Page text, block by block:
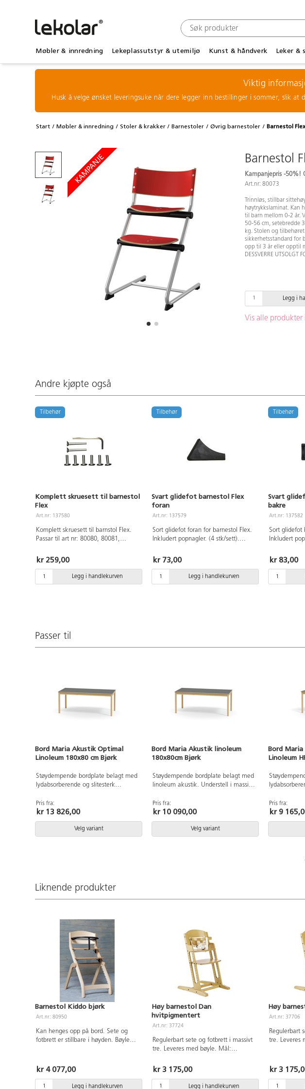
Møbler & innredning Lekeplassutstyr & utemiljø Kunst & håndverk Leker &
Viktig
Husk å velge ønsket leveringsuke når dere legger inn bestillinger i sommer, slik
Start Møbler & innredning Stoler & krakker Barnestoler Øvrig barnestoler Barnestol
Barnestol
Kampanjepris -50%!
Art.nr: 80073
Trinnløs, stillbar
høytrykkslaminat. Kan
til barn mellom 0-2 år.
50-56 cm, setebredde
kg. Stolen og
sikkerhetsstandard for
opp til 3 år eller opptil
DESSVERRE UTSOLGT
Legg i
Vis alle
Andre kjøpte også
Tilbehør
Komplett skruesett til barnestol
Flex
Art.nr: 137580
Komplett skruesett til barnstol Flex.
Passar til art nr: 80080, 80081,
kr 259,00
Legg i handlekurven
Tilbehør
Svart glidefot barnestol Flex
foran
Art.nr: 137579
Sort glidefot foran for barnestol Flex.
Inkludert popnagler. (4 stk/sett).
80081, 36535, 36534, 80074 og
kr 73,00
Legg i handlekurven
Tilbehør
Svart
bakre
Art.nr: 137582
Sort glidefot
Inkludert
80081,
kr 83,00
Passer til
Bord Maria Akustik Optimal
Linoleum 180x80 cm Bjørk
Støydempende bordplate belagt med
lydabsorberende og slitesterk
naturmateriale helt uten PVC og
ftalater. Understell i massivt tre.
Pris fra:
kr 13 826,00
Velg variant
Bord Maria Akustik linoleum
180x80cm Bjørk
Støydempende bordplate belagt med
linoleum akustik. Understell i massivt
Pris fra:
kr 10 090,00
Velg variant
Bord
Linoleum
ftalater.
Pris fra:
kr 9
Liknende produkter
Barnestol Kiddo bjørk
Art.nr: 80950
Kan henges opp på bord. Sete og
fotbrett er stillbare i høyden. Bøyle
Stillbar sittehøyde: 60, 57, 54, 51, 48,
45 cm. Vekt 5,75 kg. Av klarlakkert
bjørk. Stol og tilbehør er testet og
kr 4 077,00
Legg i handlekurven
Høy barnestol Dan
hvitpigmentert
Art.nr: 37724
Regulerbart sete og fotbrett i massivt
tre. Leveres med bøyle. Mål:
testet og godkjent ihht
sikkerhetsstandard for høye
barnestoler, EN14988. Produktet er
kr 3 175,00
Legg i handlekurven
Høy
Art.nr: 37706
Regulerbart
tre. Leveres
barnestoler,
beregnet
kr 3